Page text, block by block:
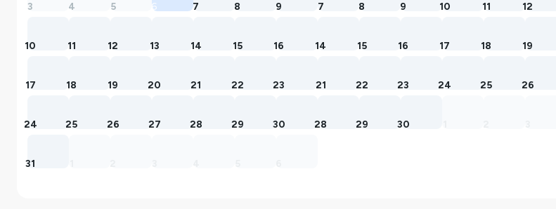
3 4 5 6 7 8 9
10 11 12 13 14 15 16
17 18 19 20 21 22 23
24 25 26 27 28 29 30
31
7 8 9 10 11 12
14 15 16 17 18 19
21 22 23 24 25 26
28 29 30